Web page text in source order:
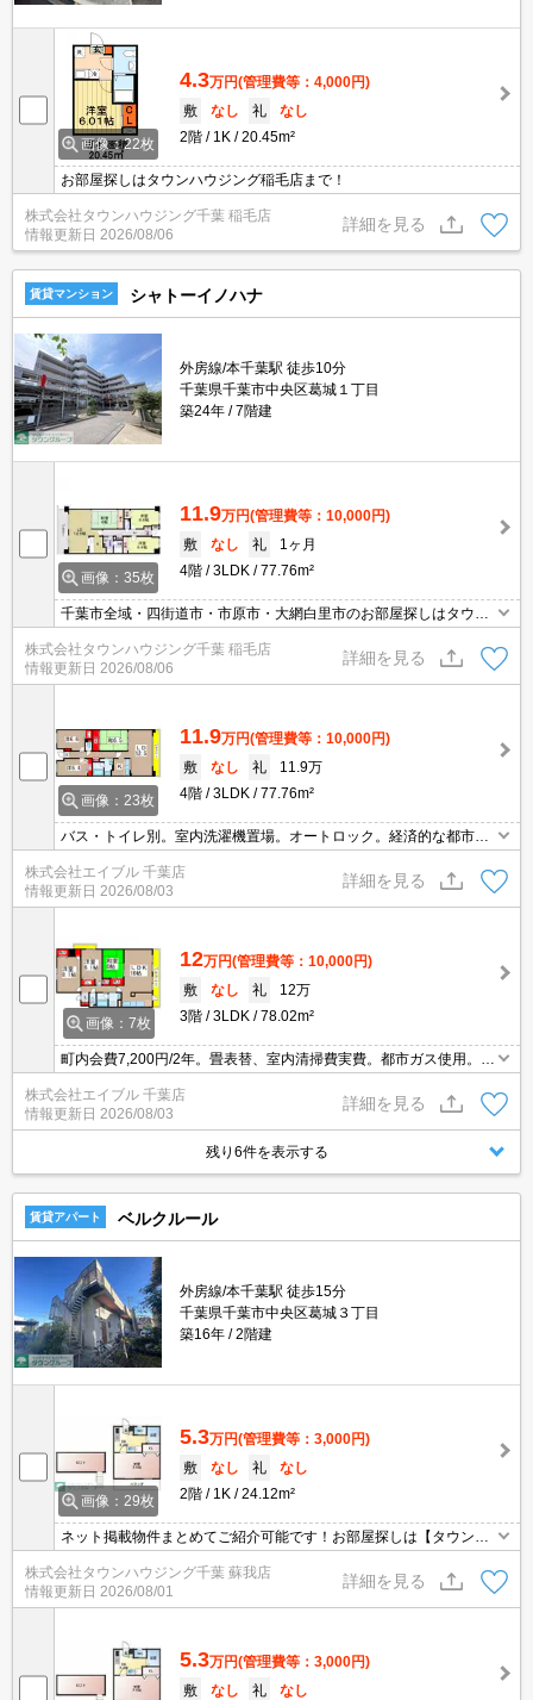
画像：22枚
4.3万円(管理費等：4,000円)
敷
なし 礼
なし
2階
1K 20.45m²
お部屋探しはタウンハウジング稲毛店まで！
株式会社タウンハウジング千葉 稲毛店
情報更新日 2026/08/06
詳細を見る
賃貸マンション シャトーイノハナ
外房線/本千葉駅 徒歩10分
千葉県千葉市中央区葛城１丁目
築24年
7階建
画像：35枚
11.9万円(管理費等：10,000円)
敷
なし 礼
1ヶ月
4階
3LDK 77.76m²
千葉市全域・四街道市・市原市・大網白里市のお部屋探しはタウン
ハウジング千葉店にお任せ下さい。
株式会社タウンハウジング千葉 稲毛店
情報更新日 2026/08/06
詳細を見る
画像：23枚
11.9万円(管理費等：10,000円)
敷
なし 礼
11.9万
4階
3LDK 77.76m²
バス・トイレ別。室内洗濯機置場。オートロック。経済的な都市ガ
ス使用。敷金・礼金なし。仲介手数料家賃の0.55ヵ月分(税込)。人
気のファミリー向け物件。鉄筋コンクリート造。スーパーへ450
m。
株式会社エイブル 千葉店
情報更新日 2026/08/03
詳細を見る
画像：7枚
12万円(管理費等：10,000円)
敷
なし 礼
12万
3階
3LDK 78.02m²
町内会費7,200円/2年。畳表替、室内清掃費実費。都市ガス使用。オ
ートロック。都市ガス使用。エレベーターあり。温水洗浄便座付
き。システムキッチン。TVインターホン付き。クローゼット付。
株式会社エイブル 千葉店
情報更新日 2026/08/03
詳細を見る
残り6件を表示する
賃貸アパート ベルクルール
外房線/本千葉駅 徒歩15分
千葉県千葉市中央区葛城３丁目
築16年
2階建
画像：29枚
5.3万円(管理費等：3,000円)
敷
なし 礼
なし
2階
1K 24.12m²
ネット掲載物件まとめてご紹介可能です！お部屋探しは【タウンハ
ウジング】にお任せください！※オンライン内見・現地待ち合わせ
は事前にご相談ください。
株式会社タウンハウジング千葉 蘇我店
情報更新日 2026/08/01
詳細を見る
5.3万円(管理費等：3,000円)
敷
なし 礼
なし